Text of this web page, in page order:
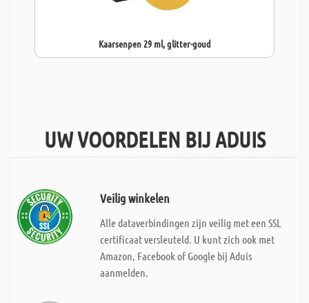
Kaarsenpen 29 ml, glitter-goud
UW VOORDELEN BIJ ADUIS
Veilig winkelen
Alle dataverbindingen zijn veilig met een SSL
certificaat versleuteld. U kunt zich ook met
Amazon, Facebook of Google bij Aduis
aanmelden.